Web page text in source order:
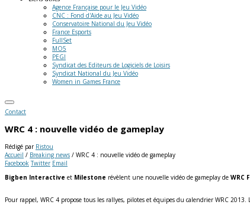
Agence Française pour le Jeu Vidéo
CNC : Fond d'Aide au Jeu Vidéo
Conservatoire National du Jeu Vidéo
France Esports
FullSet
MO5
PEGI
Syndicat des Editeurs de Logiciels de Loisirs
Syndicat National du Jeu Vidéo
Women in Games France
Contact
WRC 4 : nouvelle vidéo de gameplay
Rédigé par Ristou
Accueil / Breaking news / WRC 4 : nouvelle vidéo de gameplay
Facebook Twitter Email
Bigben Interactive et Milestone révèlent une nouvelle vidéo de gameplay de WRC
Pour rappel, WRC 4 propose tous les rallyes, pilotes et équipes du calendrier WRC